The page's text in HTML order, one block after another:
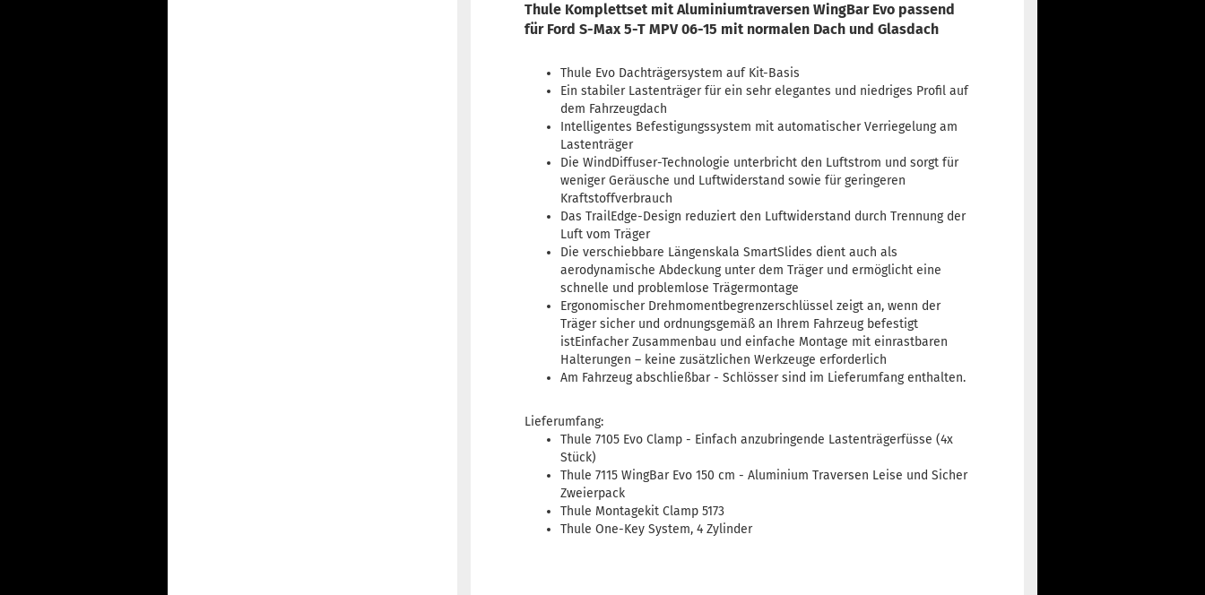
Thule Komplettset mit Aluminiumtraversen WingBar Evo passend
für Ford S-Max 5-T MPV 06-15 mit normalen Dach und Glasdach
Thule Evo Dachträgersystem auf Kit-Basis
Ein stabiler Lastenträger für ein sehr elegantes und niedriges Profil auf
dem Fahrzeugdach
Intelligentes Befestigungssystem mit automatischer Verriegelung am
Lastenträger
Die WindDiffuser-Technologie unterbricht den Luftstrom und sorgt für
weniger Geräusche und Luftwiderstand sowie für geringeren
Kraftstoffverbrauch
Das TrailEdge-Design reduziert den Luftwiderstand durch Trennung der
Luft vom Träger
Die verschiebbare Längenskala SmartSlides dient auch als
aerodynamische Abdeckung unter dem Träger und ermöglicht eine
schnelle und problemlose Trägermontage
Ergonomischer Drehmomentbegrenzerschlüssel zeigt an, wenn der
Träger sicher und ordnungsgemäß an Ihrem Fahrzeug befestigt
istEinfacher Zusammenbau und einfache Montage mit einrastbaren
Halterungen – keine zusätzlichen Werkzeuge erforderlich
Am Fahrzeug abschließbar - Schlösser sind im Lieferumfang enthalten.
Lieferumfang:
Thule 7105 Evo Clamp - Einfach anzubringende Lastenträgerfüsse (4x
Stück)
Thule 7115 WingBar Evo 150 cm - Aluminium Traversen Leise und Sicher
Zweierpack
Thule Montagekit Clamp 5173
Thule One-Key System, 4 Zylinder